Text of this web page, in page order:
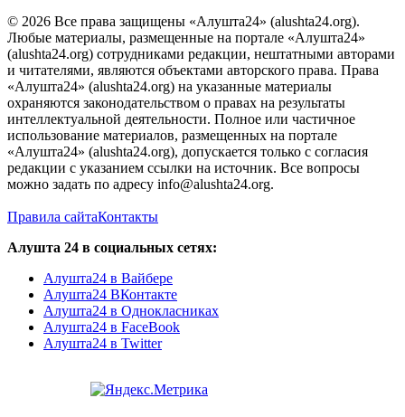
© 2026 Все права защищены «Алушта24» (alushta24.org).
Любые материалы, размещенные на портале «Алушта24»
(alushta24.org) сотрудниками редакции, нештатными авторами
и читателями, являются объектами авторского права. Права
«Алушта24» (alushta24.org) на указанные материалы
охраняются законодательством о правах на результаты
интеллектуальной деятельности. Полное или частичное
использование материалов, размещенных на портале
«Алушта24» (alushta24.org), допускается только с согласия
редакции с указанием ссылки на источник. Все вопросы
можно задать по адресу info@alushta24.org.
Правила сайтаКонтакты
Алушта 24 в социальных сетях:
Алушта24 в Вайбере
Алушта24 ВКонтакте
Алушта24 в Однокласниках
Алушта24 в FaceBook
Алушта24 в Twitter